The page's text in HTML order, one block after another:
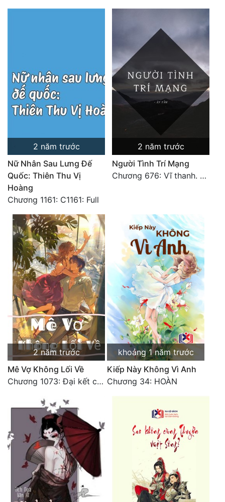
2 năm trước
Nữ Nhân Sau Lưng Đế
Quốc: Thiên Thu Vị
Hoàng
Chương 1161: C1161: Full
2 năm trước
Người Tình Trí Mạng
Chương 676: Vĩ thanh. HẾT.
2 năm trước
Mê Vợ Không Lối Về
Chương 1073: Đại kết cục
khoảng 1 năm trước
Kiếp Này Không Vì Anh
Chương 34: HOÀN